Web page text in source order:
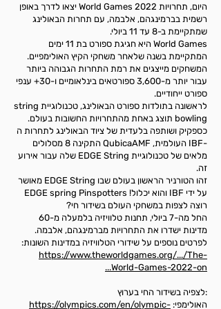
פרויקט שדרוג וחידוש נרחב
היום, תחרויות World Games 2022 יצאו לדרך באופן
רשמית בברמינגהם, אלבמה, עם תחרות הבאולינג
שמתקיימת ב-8 עד 11 ביולי.
World Games היא חגיגת ספורט בת 11 ימים
המתקיימת בשנה שלאחר משחקי הקיץ האולימפיים.
המשחקים מייצגים את רמת התחרות הגבוהה ביותר
עבור יותר מ-3,600 ספורטאים בינלאומיים ו-30+ ענפי
ספורט ייחודיים.
לראשונה בתולדות ספורט הבאולינג, טכנולוגיית string
bowling תוצג באחת מהתחרויות החשובות בעולם.
כספקיק ושותפה בלעדית של ציוד הבאולינג לתחרות ה
-IBF העולמית, QubicaAMF התקינה 8 מסלולים
מלאים של טכנולוגיית EDGE String שלה עבור אירוע
זה.
זהו הטורניר הראשון בעולם שבו EDGE String מאושר
על ידי IBF והוא יכלול! EDGE spring Pinspotters
רוצה לצפות במשחקי העולם בשידור חי?
החל מה-7 ביולי, תחנות טלוויזיה בלמעלה מ-60
מדינות ישדרו את התחרויות מברמינגהם, אלבמה.
לפרטים נוספים על שידורי הטלוויזיה במדינות השונות:
https://www.theworldgames.org/.../The-
World-Games-2022-on...
:לצפיה בשידור החי בערוץ
האולימפי: https://olympics.com/en/olympic-